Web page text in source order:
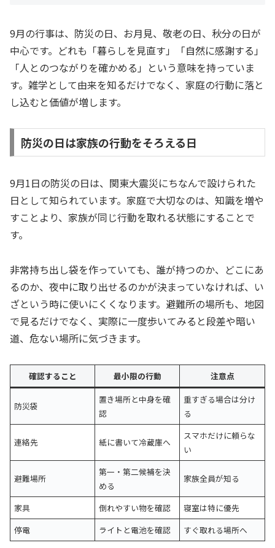
9月の行事は、防災の日、お月見、敬老の日、秋分の日が
中心です。どれも「暮らしを見直す」「自然に感謝する」
「人とのつながりを確かめる」という意味を持っていま
す。雑学として由来を知るだけでなく、家庭の行動に落と
し込むと価値が増します。
防災の日は家族の行動をそろえる日
9月1日の防災の日は、関東大震災にちなんで設けられた
日として知られています。家庭で大切なのは、知識を増や
すことより、家族が同じ行動を取れる状態にすることで
す。
非常持ち出し袋を作っていても、誰が持つのか、どこにあ
るのか、夜中に取り出せるのかが決まっていなければ、い
ざという時に使いにくくなります。避難所の場所も、地図
で見るだけでなく、実際に一度歩いてみると段差や暗い
道、危ない場所に気づきます。
確認すること 最小限の行動 注意点
防災袋
置き場所と中身を確
認
重すぎる場合は分け
る
連絡先 紙に書いて冷蔵庫へ
スマホだけに頼らな
い
避難場所
第一・第二候補を決
める
家族全員が知る
家具 倒れやすい物を確認
寝室は特に優先
停電
ライトと電池を確認 すぐ取れる場所へ